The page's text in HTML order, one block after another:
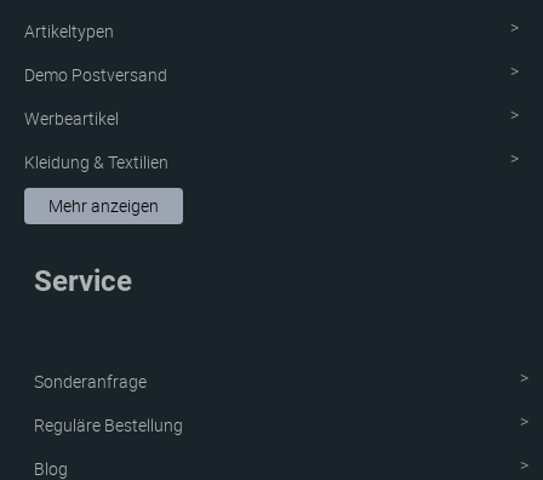
Artikeltypen
Demo Postversand
Werbeartikel
Kleidung & Textilien
Aufkleber & Etiketten
Verpackungen
Mehr anzeigen
Service
Sonderanfrage
Reguläre Bestellung
Blog